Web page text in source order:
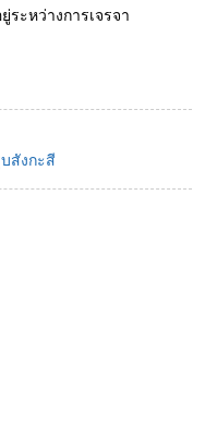
ะหว่างการเจรจา
สังกะสี